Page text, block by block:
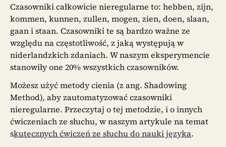
Czasowniki całkowicie nieregularne to: hebben, zijn,
kommen, kunnen, zullen, mogen, zien, doen, slaan,
gaan i staan. Czasowniki te są bardzo ważne ze
względu na częstotliwość, z jaką występują w
niderlandzkich zdaniach. W naszym eksperymencie
stanowiły one 20% wszystkich czasowników.
Możesz użyć metody cienia (z ang. Shadowing
Method), aby zautomatyzować czasowniki
nieregularne. Przeczytaj o tej metodzie, i o innych
ćwiczeniach ze słuchu, w naszym artykule na temat
skutecznych ćwiczeń ze słuchu do nauki języka.